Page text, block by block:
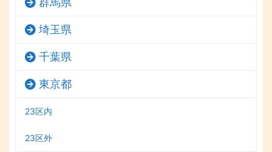
埼玉県
千葉県
東京都
23区内
23区外